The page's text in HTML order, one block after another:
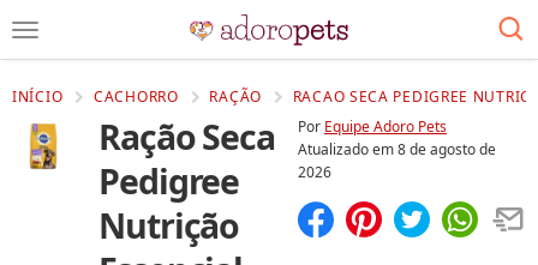
INÍCIO CACHORRO RAÇÃO RACAO SECA PEDIGREE
Ração Seca
Pedigree
Nutrição
Por Equipe Adoro Pets
Atualizado em8 de agosto de
2026